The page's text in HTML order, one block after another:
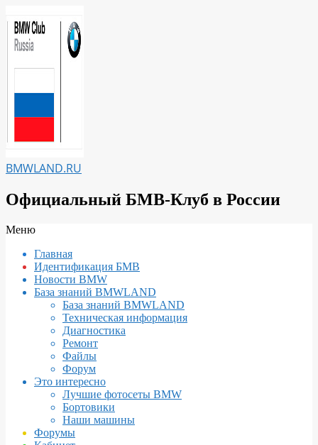
к
содержимому
BMWLAND.RU
Официальный БМВ-Клуб в России
Вторичное
навигации
Меню
Главная
Идентификация БМВ
Новости BMW
База знаний BMWLAND
База знаний BMWLAND
Техническая информация
Диагностика
Ремонт
Файлы
Форум
Это интересно
Лучшие фотосеты BMW
Бортовики
Наши машины
Форумы